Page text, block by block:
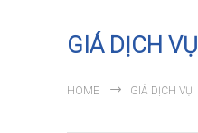
GIÁ DỊCH VỤ
HOME GIÁ DỊCH VỤ